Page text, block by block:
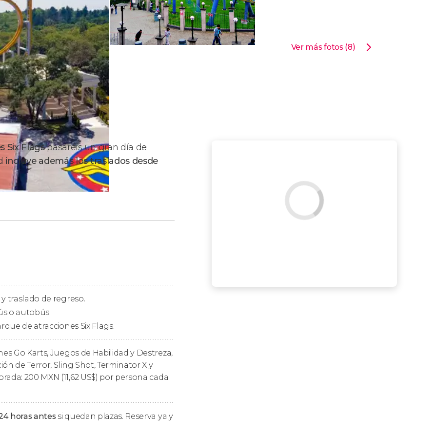
Ver más fotos (8)
Six Flagspasaréis un gran día de
incluye además los traslados desde
lassiete zonas temáticas de Six Flags. En
elSkyScreamer, en la que volaréis a una
las montañas rusas
todas lasatracciones y zonas temáticas del
horas después de la recogida.
traslado de regreso.
o autobús.
de atracciones Six Flags.
Go Karts, Juegos de Habilidad y Destreza,
de Terror, Sling Shot, Terminator X y
200 MXN (11,62 US$) por persona cada
horas antes si quedan plazas. Reserva ya y